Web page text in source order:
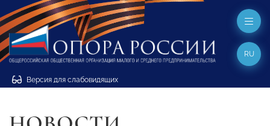
Версия для слабовидящих
RU